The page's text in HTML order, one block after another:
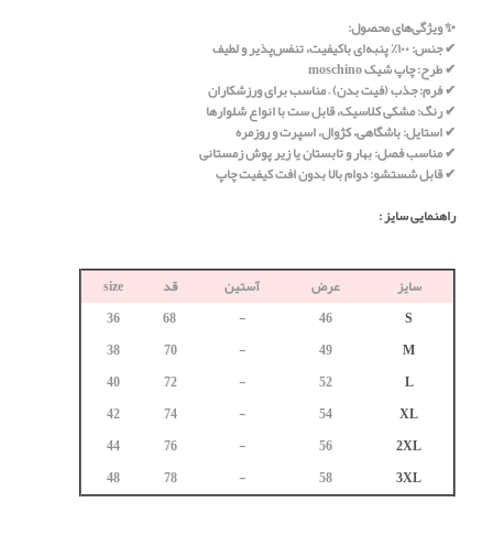
✨ ویژگی‌های محصول:
✔ جنس: ۱۰۰٪ پنبه‌ای باکیفیت، تنفس‌پذیر و لطیف
✔ طرح: چاپ شیک moschino
✔ فرم: جذب (فیت بدن) – مناسب برای ورزشکاران
✔ رنگ: مشکی کلاسیک، قابل ست با انواع شلوارها
✔ استایل: باشگاهی، کژوال، اسپرت و روزمره
✔ مناسب فصل: بهار و تابستان یا زیر پوش زمستانی
✔ قابل شستشو: دوام بالا بدون افت کیفیت چاپ
راهنمایی سایز :
سایز عرض آستین قد
size
S
46
-
68
36
M
49
-
70
38
L
52
-
72
40
XL
54
-
74
42
2XL
56
-
76
44
58
-
78
48